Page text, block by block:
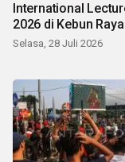
International
2026 di Kebun
Selasa, 28 Juli 2026